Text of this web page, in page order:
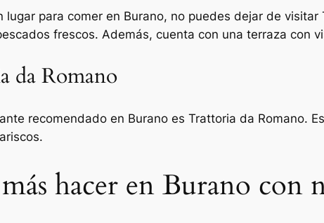
lugar para comer en Burano, no puedes dejar de
frescos. Además, cuenta con una terraza con
da Romano
recomendado en Burano es Trattoria da Romano.
hacer en Burano con